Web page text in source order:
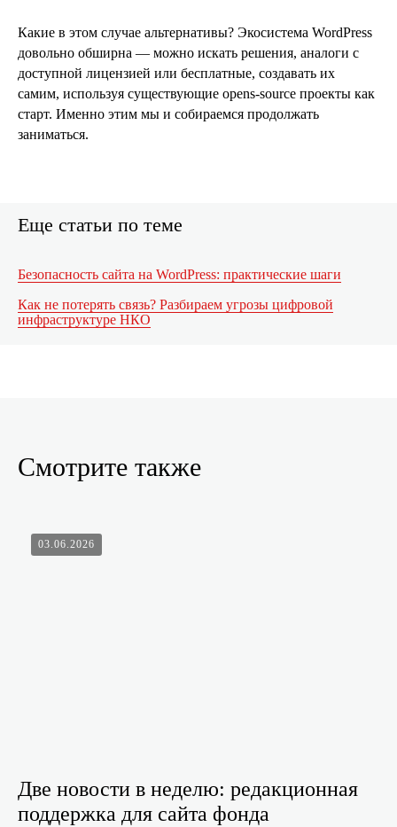
Какие в этом случае альтернативы? Экосистема WordPress
довольно обширна — можно искать решения, аналоги с
доступной лицензией или бесплатные, создавать их
самим, используя существующие opens-source проекты как
старт. Именно этим мы и собираемся продолжать
заниматься.
Еще статьи по теме
Безопасность сайта на WordPress: практические шаги
Как не потерять связь? Разбираем угрозы цифровой
инфраструктуре НКО
Смотрите также
03.06.2026
Две новости в неделю: редакционная
поддержка для сайта фонда